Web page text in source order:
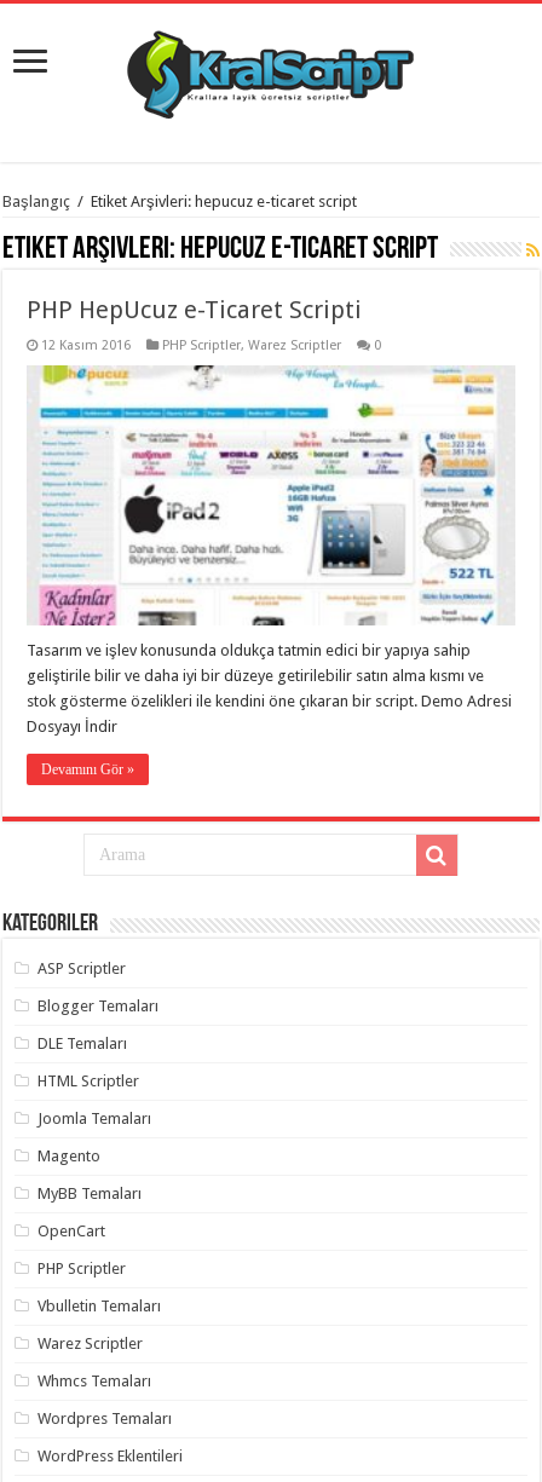
istanbul
evden
eve
organizasyon ,
evden
taşımacılık,
taşımacılık,
gaziantep
evden
taşımacılık,
evden
taşımacılık,
gaziantep
gaziantep
evden
taşımacılık,
gaziantep
taşımacılık,
evden
taşımacılık,
gaziantep
taşıma,
evden
taşımacılık,
gaziantep
organizasyon
gaziantep
organizasyon,
gaziantep
organizasyon
gaziantep
gaziantep
gaziantep
gaziantep
twitter
hilesi ,
takipçi
instagram
hilesi ,
Başlangıç / Etiket Arşivleri: hepucuz e-ticaret script
Etiket Arşivleri: hepucuz e-ticaret script
PHP HepUcuz e-Ticaret Scripti
12 Kasım 2016 PHP Scriptler,Warez Scriptler 0
Tasarım ve işlev konusunda oldukça tatmin edici bir yapıya sahip
geliştirile bilir ve daha iyi bir düzeye getirilebilir satın alma kısmı ve
stok gösterme özelikleri ile kendini öne çıkaran bir script. Demo Adresi
Dosyayı İndir
Devamını Gör »
Kategoriler
ASP Scriptler
Blogger Temaları
DLE Temaları
HTML Scriptler
Joomla Temaları
Magento
MyBB Temaları
OpenCart
PHP Scriptler
Vbulletin Temaları
Warez Scriptler
Whmcs Temaları
Wordpres Temaları
WordPress Eklentileri